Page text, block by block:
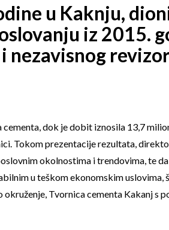
u Kaknju,
iz 2015.
nezavisnog
dok je dobit iznosila 13,7
Tokom prezentacije rezultata,
okolnostima i trendovima, te
u teškom ekonomskim
Tvornica cementa Kakanj s